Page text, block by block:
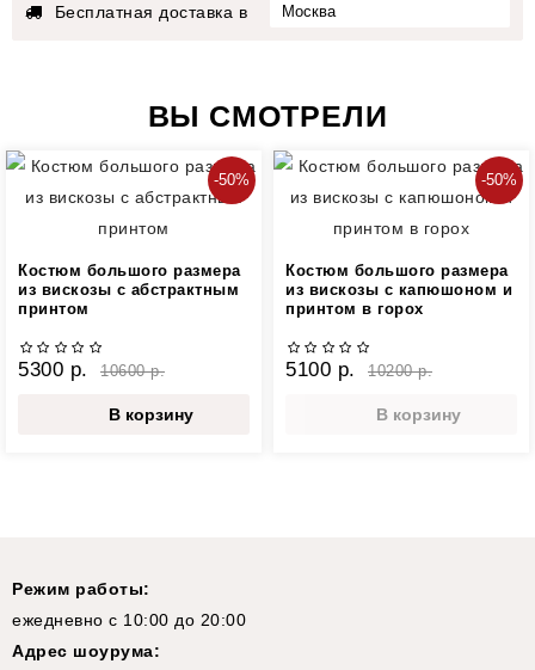
Бесплатная доставка в
ВЫ СМОТРЕЛИ
-50%
Костюм большого размера
из вискозы с абстрактным
принтом
5300 р. 10600 р.
В корзину
-50%
Костюм большого размера
из вискозы с капюшоном и
принтом в горох
5100 р. 10200 р.
В корзину
Режим работы:
ежедневно с 10:00 до 20:00
Адрес шоурума: